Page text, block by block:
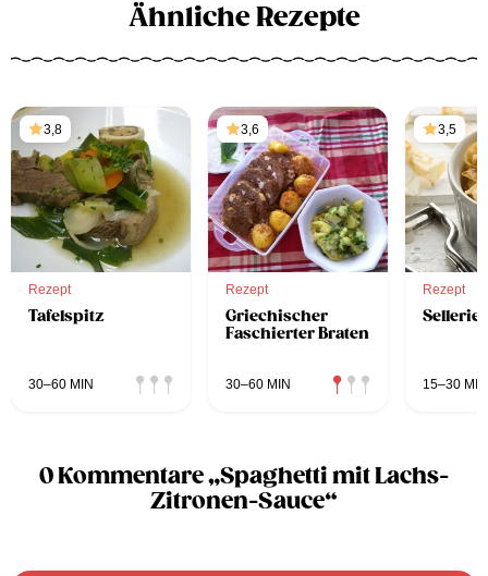
Ähnliche Rezepte
3,8
Rezept
Tafelspitz
30–60 MIN
3,6
Rezept
Griechischer
Faschierter Braten
30–60 MIN
3,5
Rezept
15–30 MIN
0 Kommentare „Spaghetti mit Lachs-
Zitronen-Sauce“